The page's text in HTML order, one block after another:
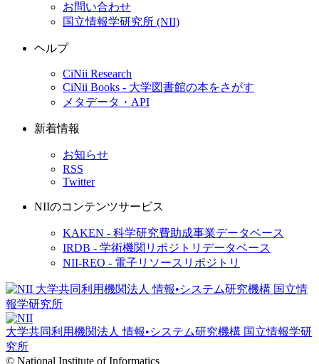
お問い合わせ
国立情報学研究所 (NII)
ヘルプ
CiNii Research
CiNii Books - 大学図書館の本をさがす
メタデータ・API
新着情報
お知らせ
RSS
Twitter
NIIのコンテンツサービス
KAKEN - 科学研究費助成事業データベース
IRDB - 学術機関リポジトリデータベース
NII-REO - 電子リソースリポジトリ
大学共同利用機関法人 情報•システム研究機構 国立情報学研
究所
© National Institute of Informatics